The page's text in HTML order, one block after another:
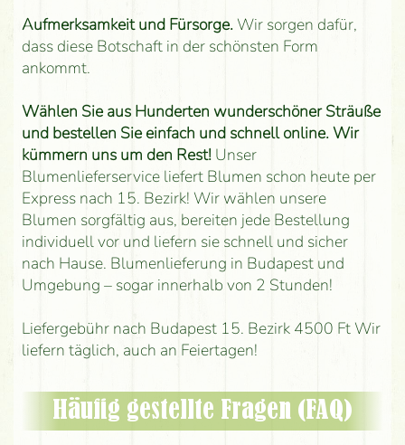
Aufmerksamkeit und Fürsorge.Wir sorgen dafür,
dass diese Botschaft in der schönsten Form
ankommt.
Wählen Sie aus Hunderten wunderschöner Sträuße
und bestellen Sie einfach und schnell online. Wir
kümmern uns um den Rest!Unser
Blumenlieferservice liefert Blumen schon heute per
Express nach 15. Bezirk! Wir wählen unsere
Blumen sorgfältig aus, bereiten jede Bestellung
individuell vor und liefern sie schnell und sicher
nach Hause. Blumenlieferung in Budapest und
Umgebung – sogar innerhalb von 2 Stunden!
Liefergebühr nach Budapest 15. Bezirk 4500 Ft Wir
liefern täglich, auch an Feiertagen!
Häufig gestellte Fragen (FAQ)